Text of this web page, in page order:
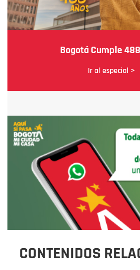
Bogotá Cumple
Ir al especial >
CONTENIDOS